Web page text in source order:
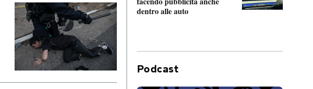
dentro alle auto
Podcast